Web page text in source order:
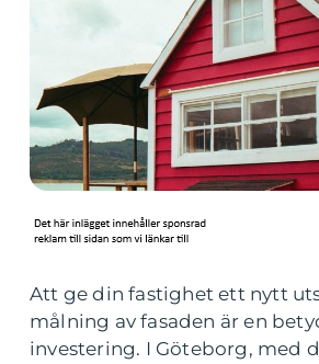
Att ge din fastighet ett nytt
målning av fasaden är en
investering. I Göteborg, med